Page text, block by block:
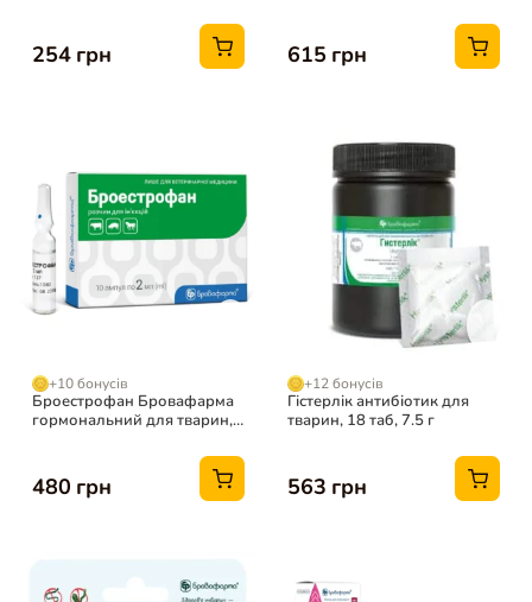
254 грн 615 грн
+10 бонусів
Броестрофан Бровафарма
гормональний для тварин,
480 грн
+12 бонусів
Гістерлік антибіотик для
тварин, 18 таб, 7.5 г
563 грн